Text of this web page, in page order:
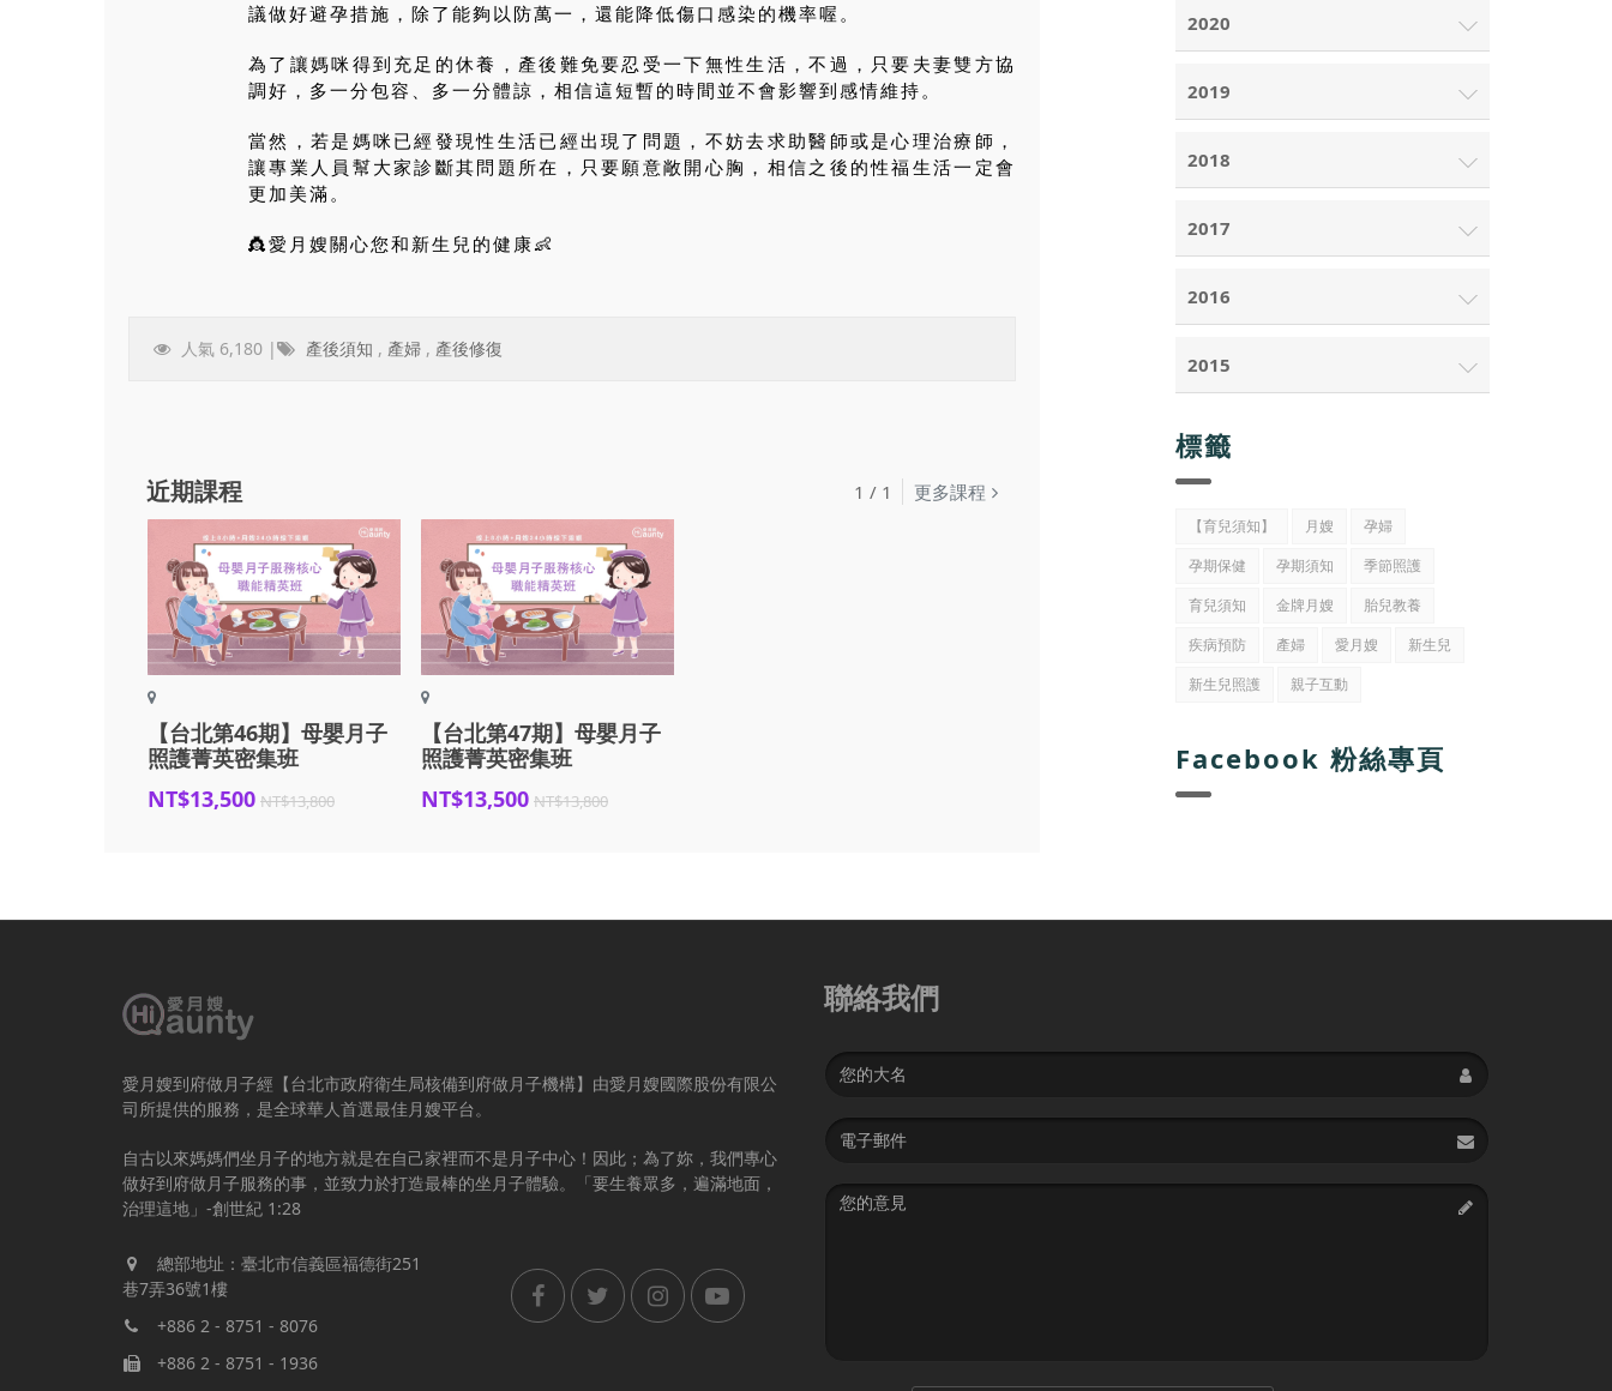
議做好避孕措施，除了能夠以防萬一，還能降低傷口感染的機率喔。
為了讓媽咪得到充足的休養，產後難免要忍受一下無性生活，不過，只要夫妻雙方協
調好，多一分包容、多一分體諒，相信這短暫的時間並不會影響到感情維持。
當然，若是媽咪已經發現性生活已經出現了問題，不妨去求助醫師或是心理治療師，
讓專業人員幫大家診斷其問題所在，只要願意敞開心胸，相信之後的性福生活一定會
更加美滿。
👸愛月嫂關心您和新生兒的健康👶
人氣 6,180 | 產後須知 , 產婦 , 產後修復
近期課程 更多課程
【台北第46期】母嬰月子
照護菁英密集班
NT$13,500 NT$13,800
【台北第47期】母嬰月子
照護菁英密集班
NT$13,500 NT$13,800
1 / 1
2020
2019
2018
2017
2016
2015
標籤
【育兒須知】 月嫂
孕婦
孕期保健
孕期須知
季節照護
育兒須知
金牌月嫂
胎兒教養
疾病預防
產婦 愛月嫂
新生兒
新生兒照護
親子互動
Facebook 粉絲專頁
愛月嫂到府做月子經【台北市政府衛生局核備到府做月子機構】由愛月嫂國際股份有限公
司所提供的服務，是全球華人首選最佳月嫂平台。
自古以來媽媽們坐月子的地方就是在自己家裡而不是月子中心！因此；為了妳，我們專心
做好到府做月子服務的事，並致力於打造最棒的坐月子體驗。「要生養眾多，遍滿地面，
治理這地」-創世紀 1:28
總部地址：臺北市信義區福德街251
巷7弄36號1樓
+886 2 - 8751 - 8076
+886 2 - 8751 - 1936
聯絡我們
Name
Email
address
Message